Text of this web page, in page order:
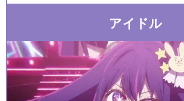
アイドル